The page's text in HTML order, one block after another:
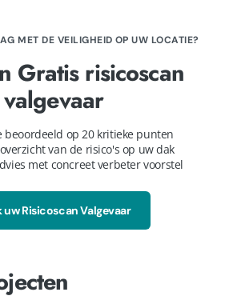
MET DE VEILIGHEID OP UW LOCATIE?
Gratis risicoscan
valgevaar
beoordeeld op 20 kritieke punten
van de risico's op uw dak
met concreet verbeter voorstel
uw Risicoscan Valgevaar